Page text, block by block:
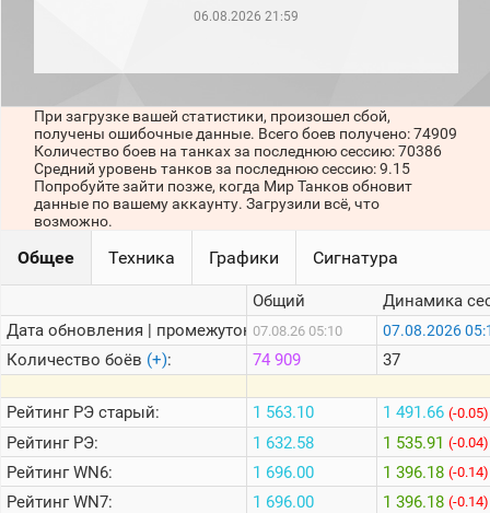
месяц)
игроков
последние
сессии)
1000
стримеров
Информация
Онлайн
Цветовая
шкала
06.08.2026 21:59
При загрузке вашей статистики, произошел сбой,
получены ошибочные данные. Всего боев получено: 74909
Количество боев на танках за последнюю сессию: 70386
Средний уровень танков за последнюю сессию: 9.15
Попробуйте зайти позже, когда Мир Танков обновит
данные по вашему аккаунту. Загрузили всё, что
возможно.
Общее Техника Графики Сигнатура
Дата обновления | промежуток:
Количество боёв (+):
РейтингРЭ старый:
РейтингРЭ:
РейтингWN6:
РейтингWN7:
Общий
07.08.26 05:10
74 909
1 563.10
1 632.58
1 696.00
1 696.00
Динамика
07.08.2026
37
1 491.66 (-0.05)
1 535.91 (-0.04)
1 396.18 (-0.14)
1 396.18 (-0.14)